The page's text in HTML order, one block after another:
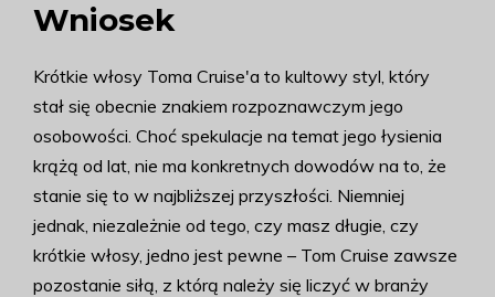
Wniosek
Krótkie włosy Toma Cruise'a to kultowy styl, który
stał się obecnie znakiem rozpoznawczym jego
osobowości. Choć spekulacje na temat jego łysienia
krążą od lat, nie ma konkretnych dowodów na to, że
stanie się to w najbliższej przyszłości. Niemniej
jednak, niezależnie od tego, czy masz długie, czy
krótkie włosy, jedno jest pewne – Tom Cruise zawsze
pozostanie siłą, z którą należy się liczyć w branży